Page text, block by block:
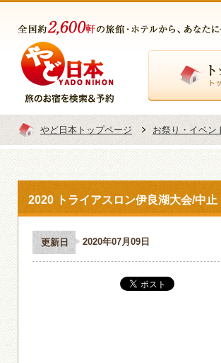
やど日本トップページ お祭り・イベン
2020 トライアスロン伊良湖大会/中止
更新日 2020年07月09日